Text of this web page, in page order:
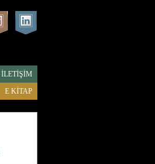
İLETİŞİM
E KİTAP